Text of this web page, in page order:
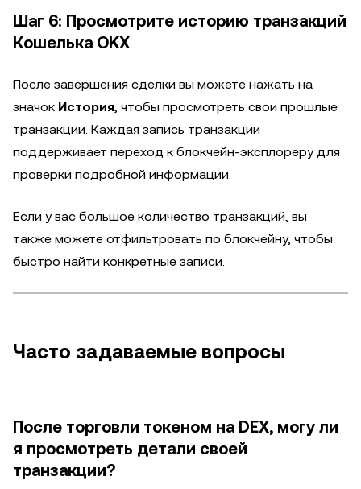
Шаг 6: Просмотрите историю транзакций
Кошелька OKX
После завершения сделки вы можете нажать на
значок История, чтобы просмотреть свои прошлые
транзакции. Каждая запись транзакции
поддерживает переход к блокчейн-эксплореру для
проверки подробной информации.
Если у вас большое количество транзакций, вы
также можете отфильтровать по блокчейну, чтобы
быстро найти конкретные записи.
Часто задаваемые вопросы
После торговли токеном на DEX, могу ли
я просмотреть детали своей
транзакции?